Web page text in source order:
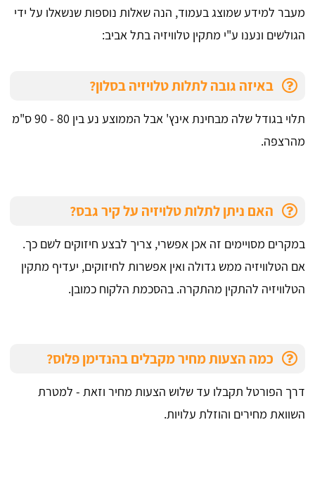
מעבר למידע שמוצג בעמוד, הנה שאלות נוספות שנשאלו על ידי
הגולשים ונענו ע"י מתקין טלוויזיה בתל אביב:
באיזה גובה לתלות טלויזיה בסלון?
תלוי בגודל שלה מבחינת אינץ' אבל הממוצע נע בין 80 - 90 ס"מ
מהרצפה.
האם ניתן לתלות טלויזיה על קיר גבס?
במקרים מסויימים זה אכן אפשרי, צריך לבצע חיזוקים לשם כך.
אם הטלוויזיה ממש גדולה ואין אפשרות לחיזוקים, יעדיף מתקין
הטלוויזיה להתקין מהתקרה. בהסכמת הלקוח כמובן.
כמה הצעות מחיר מקבלים בהנדימן פלוס?
דרך הפורטל תקבלו עד שלוש הצעות מחיר וזאת - למטרת
השוואת מחירים והוזלת עלויות.